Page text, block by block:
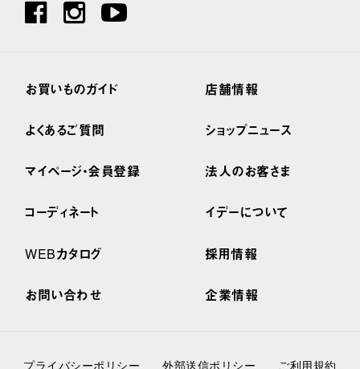
お買いものガイド
よくあるご質問
マイページ・会員登録
コーディネート
WEBカタログ
お問い合わせ
店舗情報
ショップニュース
法人のお客さま
イデーについて
採用情報
企業情報
プライバシーポリシー 外部送信ポリシー ご利用規約